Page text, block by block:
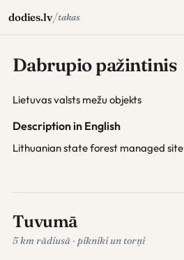
dodies.lv/takas
Dabrupio pažintinis
Lietuvas valsts mežu objekts
Description in English
Lithuanian state forest managed site
Tuvumā
5 km rādiusā · pikniki un torņi